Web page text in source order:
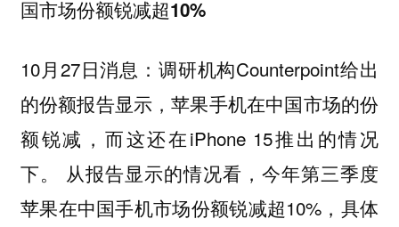
国市场份额锐减超10%
10月27日消息：调研机构Counterpoint给出
的份额报告显示，苹果手机在中国市场的份
额锐减，而这还在iPhone 15推出的情况
下。 从报告显示的情况看，今年第三季度
苹果在中国手机市场份额锐减超10%，具体